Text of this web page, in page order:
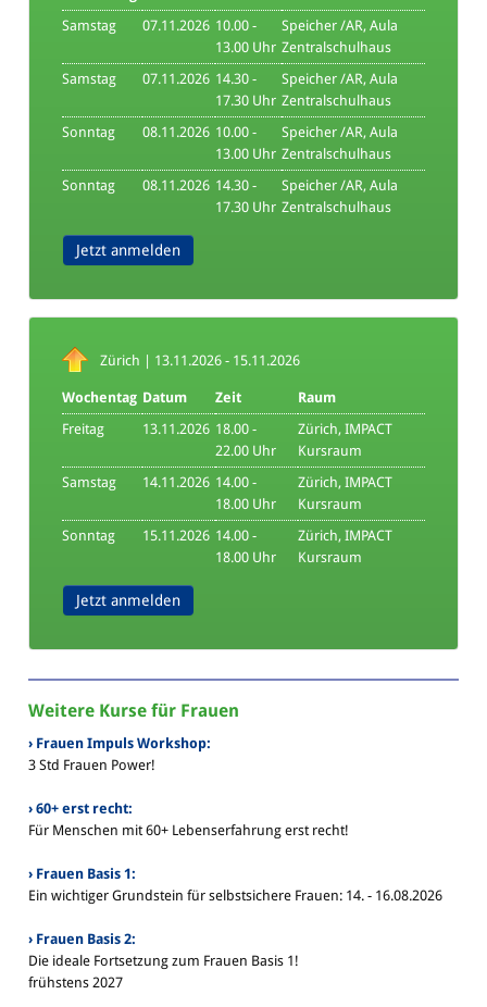
Samstag
07.11.2026 10.00 -
13.00 Uhr
Speicher /AR, Aula
Zentralschulhaus
Samstag
07.11.2026 14.30 -
17.30 Uhr
Speicher /AR, Aula
Zentralschulhaus
Sonntag
08.11.2026 10.00 -
13.00 Uhr
Speicher /AR, Aula
Zentralschulhaus
Sonntag
08.11.2026 14.30 -
17.30 Uhr
Speicher /AR, Aula
Zentralschulhaus
Jetzt anmelden
Zürich | 13.11.2026 - 15.11.2026
Wochentag Datum Zeit
Raum
Freitag
13.11.2026 18.00 -
22.00 Uhr
Zürich, IMPACT
Kursraum
Samstag
14.11.2026 14.00 -
18.00 Uhr
Zürich, IMPACT
Kursraum
Sonntag
15.11.2026 14.00 -
18.00 Uhr
Zürich, IMPACT
Kursraum
Jetzt anmelden
Weitere Kurse für Frauen
› Frauen Impuls Workshop:
3 Std Frauen Power!
› 60+ erst recht:
Für Menschen mit 60+ Lebenserfahrung erst recht!
› Frauen Basis 1:
Ein wichtiger Grundstein für selbstsichere Frauen: 14. - 16.08.2026
› Frauen Basis 2:
Die ideale Fortsetzung zum Frauen Basis 1!
frühstens 2027